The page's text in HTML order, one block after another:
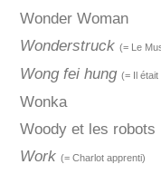
Wonder Woman
Wonderstruck (= Le
Wong fei hung (= Il était
Wonka
Woody et les robots
Work (= Charlot apprenti)